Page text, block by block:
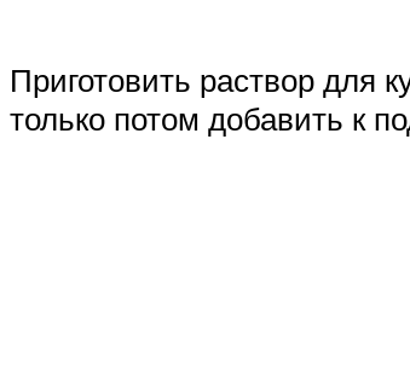
Приготовить раствор для
только потом добавить к